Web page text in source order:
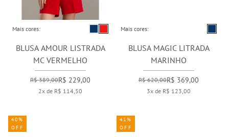
Mais cores:
BLUSA AMOUR LISTRADA
MC VERMELHO
R$ 389,00R$ 229,00
2x de R$ 114,50
Mais cores:
BLUSA MAGIC LITRADA
MARINHO
R$ 620,00R$ 369,00
3x de R$ 123,00
40%
OFF
41%
OFF